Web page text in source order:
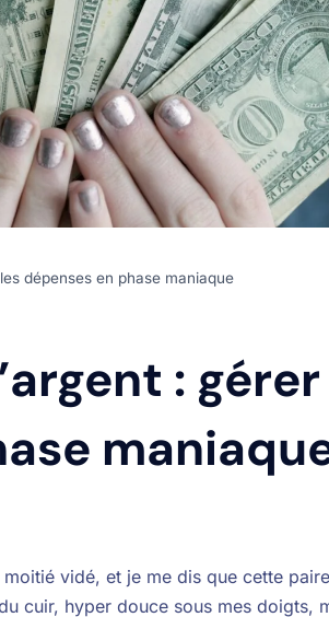
dépenses en phase maniaque
:
vidé, et je me dis que cette
cuir, hyper douce sous mes doigts,